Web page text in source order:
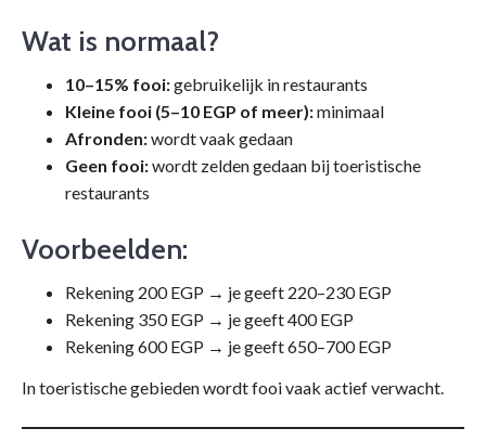
Wat is normaal?
10–15% fooi:gebruikelijk in restaurants
Kleine fooi (5–10 EGP of meer):minimaal
Afronden:wordt vaak gedaan
Geen fooi:wordt zelden gedaan bij toeristische
restaurants
Voorbeelden:
Rekening 200 EGP → je geeft 220–230 EGP
Rekening 350 EGP → je geeft 400 EGP
Rekening 600 EGP → je geeft 650–700 EGP
In toeristische gebieden wordt fooi vaak actief verwacht.